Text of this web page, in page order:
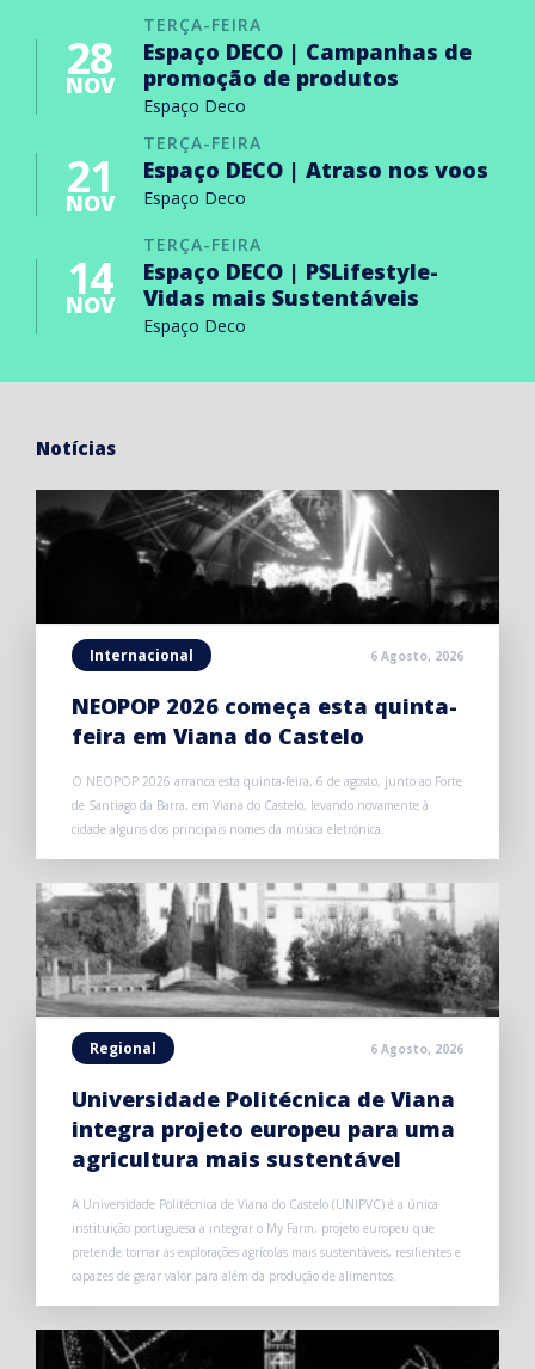
TERÇA-FEIRA
28
NOV
Espaço DECO | Campanhas de
promoção de produtos
Espaço Deco
TERÇA-FEIRA
21
NOV
Espaço DECO | Atraso nos voos
Espaço Deco
TERÇA-FEIRA
14
NOV
Espaço DECO | PSLifestyle-
Vidas mais Sustentáveis
Espaço Deco
Notícias
Internacional 6 Agosto, 2026
NEOPOP 2026 começa esta quinta-
feira em Viana do Castelo
O NEOPOP 2026 arranca esta quinta-feira, 6 de agosto, junto ao Forte
de Santiago da Barra, em Viana do Castelo, levando novamente à
cidade alguns dos principais nomes da música eletrónica.
Regional 6 Agosto, 2026
Universidade Politécnica de Viana
integra projeto europeu para uma
agricultura mais sustentável
A Universidade Politécnica de Viana do Castelo (UNIPVC) é a única
instituição portuguesa a integrar o My Farm, projeto europeu que
pretende tornar as explorações agrícolas mais sustentáveis, resilientes e
capazes de gerar valor para além da produção de alimentos.